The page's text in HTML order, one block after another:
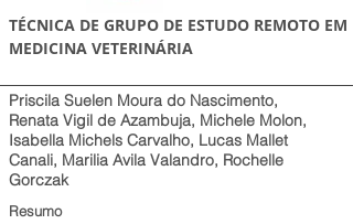
TÉCNICA DE GRUPO DE ESTUDO REMOTO EM
MEDICINA VETERINÁRIA
Priscila Suelen Moura do Nascimento,
Renata Vigil de Azambuja, Michele Molon,
Isabella Michels Carvalho, Lucas Mallet
Canali, Marilia Avila Valandro, Rochelle
Gorczak
Resumo